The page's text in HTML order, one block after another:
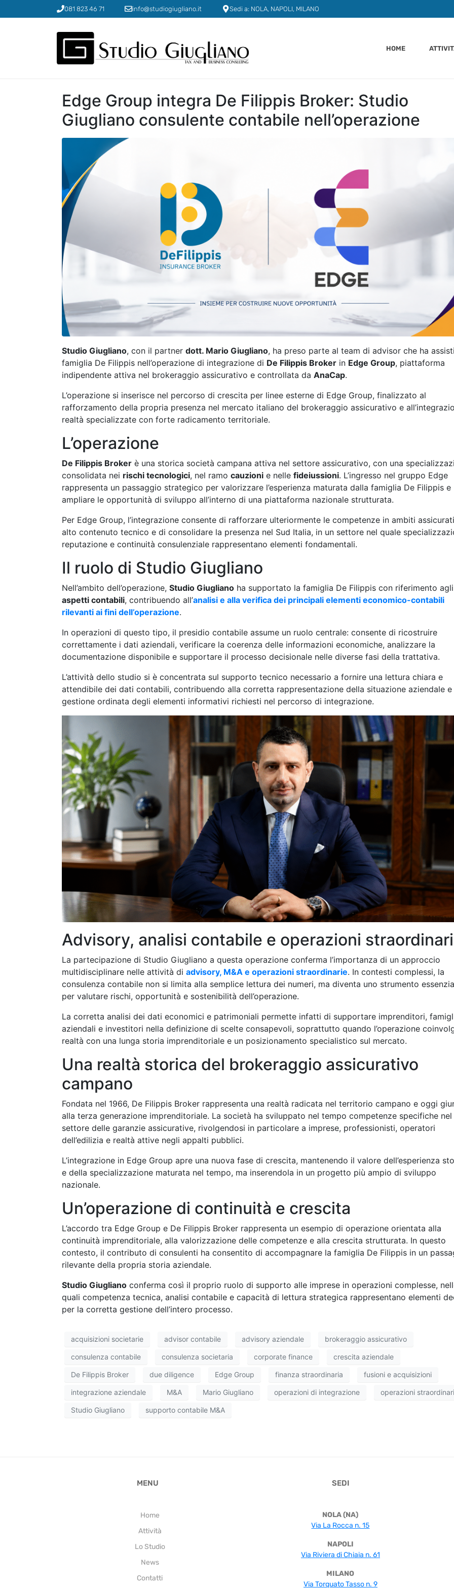
081 823 46 71 info@studiogiugliano.it Sedi a: NOLA, NAPOLI, MILANO
HOME
Edge Group integra De Filippis Broker: Studio
Giugliano consulente contabile nell’operazione
Studio Giugliano, con il partner dott. Mario Giugliano, ha preso parte al team di advisor che ha
famiglia De Filippis nell’operazione di integrazione di De Filippis Broker in Edge Group, piattaforma
indipendente attiva nel brokeraggio assicurativo e controllata da AnaCap.
L’operazione si inserisce nel percorso di crescita per linee esterne di Edge Group, finalizzato al
rafforzamento della propria presenza nel mercato italiano del brokeraggio assicurativo e
realtà specializzate con forte radicamento territoriale.
L’operazione
De Filippis Broker è una storica società campana attiva nel settore assicurativo, con una
consolidata nei rischi tecnologici, nel ramo cauzioni e nelle fideiussioni. L’ingresso nel gruppo Edge
rappresenta un passaggio strategico per valorizzare l’esperienza maturata dalla famiglia De Filippis e
ampliare le opportunità di sviluppo all’interno di una piattaforma nazionale strutturata.
Per Edge Group, l’integrazione consente di rafforzare ulteriormente le competenze in ambiti
alto contenuto tecnico e di consolidare la presenza nel Sud Italia, in un settore nel quale
reputazione e continuità consulenziale rappresentano elementi fondamentali.
Il ruolo di Studio Giugliano
Nell’ambito dell’operazione, Studio Giugliano ha supportato la famiglia De Filippis con riferimento agli
aspetti contabili, contribuendo all’analisi e alla verifica dei principali elementi economico-contabili
rilevanti ai fini dell’operazione.
In operazioni di questo tipo, il presidio contabile assume un ruolo centrale: consente di ricostruire
correttamente i dati aziendali, verificare la coerenza delle informazioni economiche, analizzare la
documentazione disponibile e supportare il processo decisionale nelle diverse fasi della trattativa.
L’attività dello studio si è concentrata sul supporto tecnico necessario a fornire una lettura chiara e
attendibile dei dati contabili, contribuendo alla corretta rappresentazione della situazione aziendale e
gestione ordinata degli elementi informativi richiesti nel percorso di integrazione.
Advisory, analisi contabile e operazioni
La partecipazione di Studio Giugliano a questa operazione conferma l’importanza di un approccio
multidisciplinare nelle attività di advisory, M&A e operazioni straordinarie. In contesti complessi, la
consulenza contabile non si limita alla semplice lettura dei numeri, ma diventa uno strumento
per valutare rischi, opportunità e sostenibilità dell’operazione.
La corretta analisi dei dati economici e patrimoniali permette infatti di supportare imprenditori,
aziendali e investitori nella definizione di scelte consapevoli, soprattutto quando l’operazione
realtà con una lunga storia imprenditoriale e un posizionamento specialistico sul mercato.
Una realtà storica del brokeraggio assicurativo
campano
Fondata nel 1966, De Filippis Broker rappresenta una realtà radicata nel territorio campano e oggi
alla terza generazione imprenditoriale. La società ha sviluppato nel tempo competenze specifiche nel
settore delle garanzie assicurative, rivolgendosi in particolare a imprese, professionisti, operatori
dell’edilizia e realtà attive negli appalti pubblici.
L’integrazione in Edge Group apre una nuova fase di crescita, mantenendo il valore dell’esperienza
e della specializzazione maturata nel tempo, ma inserendola in un progetto più ampio di sviluppo
nazionale.
Un’operazione di continuità e crescita
L’accordo tra Edge Group e De Filippis Broker rappresenta un esempio di operazione orientata alla
continuità imprenditoriale, alla valorizzazione delle competenze e alla crescita strutturata. In questo
contesto, il contributo di consulenti ha consentito di accompagnare la famiglia De Filippis in un
rilevante della propria storia aziendale.
Studio Giugliano conferma così il proprio ruolo di supporto alle imprese in operazioni complesse,
quali competenza tecnica, analisi contabile e capacità di lettura strategica rappresentano elementi
per la corretta gestione dell’intero processo.
acquisizioni societarie advisor contabile advisory aziendale brokeraggio assicurativo
consulenza contabile consulenza societaria corporate finance crescita aziendale
De Filippis Broker due diligence Edge Group finanza straordinaria fusioni e acquisizioni
integrazione aziendale M&A Mario Giugliano operazioni di integrazione operazioni
Studio Giugliano supporto contabile M&A
MENU
Home
Attività
Lo Studio
News
Contatti
SEDI
NOLA (NA)
Via La Rocca n. 15
NAPOLI
Via Riviera di Chiaia n. 61
MILANO
Via Torquato Tasso n. 9